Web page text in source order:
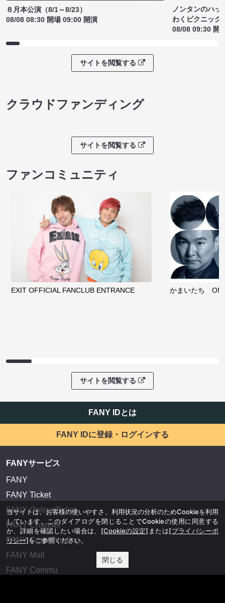
８月本公演（8/1～8/23）
08/08 08:30 開場 09:00 開演
ノンタンのハッ
わくピクニック
08/08 09:30 開
サイトを閲覧する
クラウドファンディング
サイトを閲覧する
ファンコミュニティ
EXIT OFFICIAL FANCLUB ENTRANCE かまいたち
サイトを閲覧する
FANY IDとは
FANY IDに登録・ログインする
FANYサービス
FANY
FANY Ticket
FANY Online Ticket
FANY Channel
FANY Crowdfunding
FANY Mall
FANY Commu
当サイトは、お客様の使いやすさ、利用状況の分析のためCookieを利用
しています。このダイアログを閉じることでCookieの使用に同意する
か、詳細を確認したい場合は、 [Cookieの設定] または[プライバシーポ
リシー]をご参照ください。
閉じる